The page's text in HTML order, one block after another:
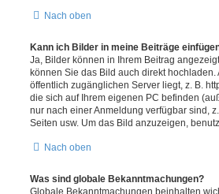
Nach oben
Kann ich Bilder in meine Beiträge
Ja, Bilder können in Ihrem Beitrag
können Sie das Bild auch direkt
öffentlich zugänglichen Server liegt, z. B.
die sich auf Ihrem eigenen PC befinden
nur nach einer Anmeldung verfügbar sind,
Seiten usw. Um das Bild anzuzeigen,
Nach oben
Was sind globale Bekanntmachungen?
Globale Bekanntmachungen beinhalten